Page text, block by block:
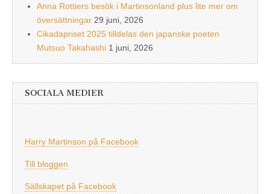
Anna Rottiers besök i Martinsonland plus lite mer om
översättningar 29 juni, 2026
Cikadapriset 2025 tilldelas den japanske poeten
Mutsuo Takahashi 1 juni, 2026
SOCIALA MEDIER
Harry Martinson på Facebook
Till bloggen
Sällskapet på Facebook